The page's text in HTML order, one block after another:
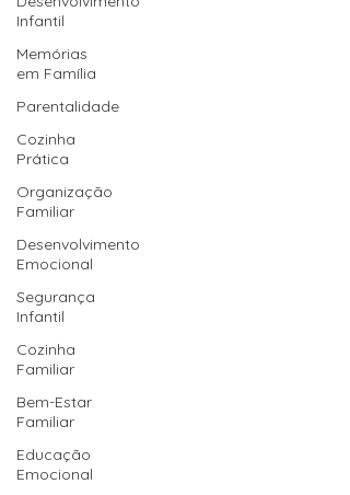
Infantil
Memórias
em Família
Parentalidade
Cozinha
Prática
Organização
Familiar
Desenvolvimento
Emocional
Segurança
Infantil
Cozinha
Familiar
Bem-Estar
Familiar
Educação
Emocional